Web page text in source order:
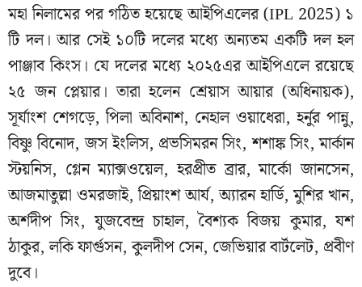
মহা নিলামের পর গঠিত হয়েছে আইপিএলের (IPL 2025) ১
টি দল। আর সেই ১০টি দলের মধ্যে অন্যতম একটি দল হল
পাঞ্জাব কিংস। যে দলের মধ্যে ২০২৫এর আইপিএলে রয়েছে
২৫ জন প্লেয়ার। তারা হলেন শ্রেয়াস আয়ার (অধিনায়ক),
সূর্যাংশ শেগড়ে, পিলা অবিনাশ, নেহাল ওয়াধেরা, হর্নুর পান্নু,
বিষ্ণু বিনোদ, জস ইংলিস, প্রভসিমরন সিং, শশাঙ্ক সিং, মার্কান
স্টয়নিস, গ্লেন ম্যাক্সওয়েল, হরপ্রীত ব্রার, মার্কো জানসেন,
আজমাতুল্লা ওমরজাই, প্রিয়াংশ আর্য, অ্যারন হার্ডি, মুশির খান,
অর্শদীপ সিং, যুজবেন্দ্র চাহাল, বৈশ্যক বিজয় কুমার, যশ
ঠাকুর, লকি ফার্গুসন, কুলদীপ সেন, জেভিয়ার বার্টলেট, প্রবীণ
দুবে।